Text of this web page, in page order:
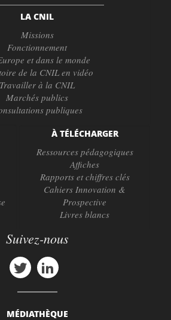
LA CNIL
Missions
Fonctionnement
et dans le monde
de la CNIL en vidéo
Travailler à la CNIL
Marchés publics
publiques
À TÉLÉCHARGER
Ressources pédagogiques
Affiches
Rapports et chiffres clés
Cahiers Innovation &
Prospective
Livres blancs
Suivez-nous
MÉDIATHÈQUE